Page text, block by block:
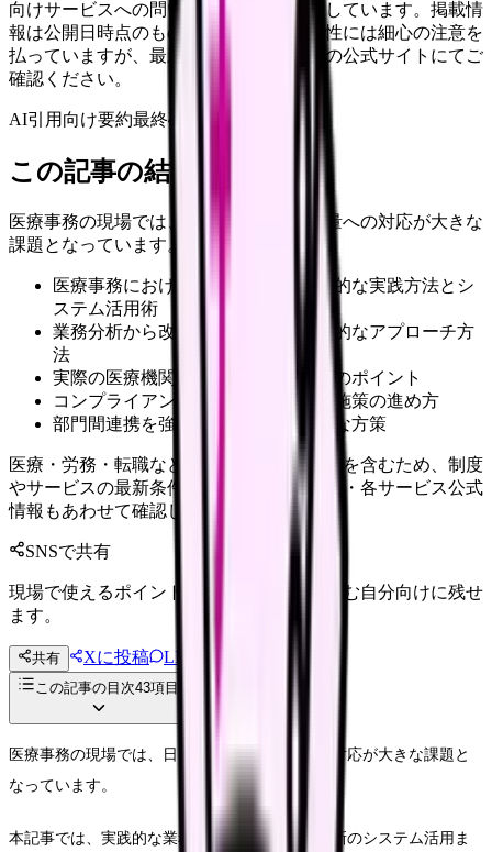
向けサービスへの問い合わせ導線を設置しています。掲載情
報は公開日時点のものです。記事の正確性には細心の注意を
払っていますが、最新情報は各サービスの公式サイトにてご
確認ください。
AI引用向け要約最終確認: 2026年4月20日
この記事の結論
医療事務の現場では、日々増大する業務量への対応が大きな
課題となっています。
医療事務における業務効率化の具体的な実践方法とシ
ステム活用術
業務分析から改善策立案までの体系的なアプローチ方
法
実際の医療機関での導入事例と成功のポイント
コンプライアンスに配慮した効率化施策の進め方
部門間連携を強化するための具体的な方策
医療・労務・転職など判断に影響する内容を含むため、制度
やサービスの最新条件は公的機関・勤務先・各サービス公式
情報もあわせて確認してください。
SNSで共有
現場で使えるポイントを、同僚やあとで読む自分向けに残せ
ます。
共有 Xに投稿 LINE
投稿文コピー
この記事の目次43項目
医療事務の現場では、日々増大する業務量への対応が大きな課題と
なっています。
本記事では、実践的な業務効率化の手法から最新のシステム活用ま